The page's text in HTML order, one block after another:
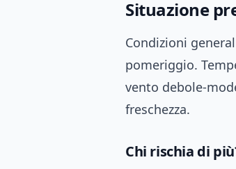
Situazione
Condizioni
pomeriggio.
vento debole-
freschezza.
Chi rischia di